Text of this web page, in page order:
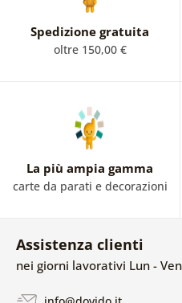
Spedizione gratuita
oltre 150,00 €
La più ampia gamma
carte da parati e decorazioni
Assistenza clienti
nei giorni lavorativi Lun -